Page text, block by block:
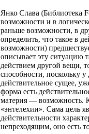
Янко Слава (Библиотека
возможности и в
раньше возможности, в
определить, что такое в
возможности)
описывает эту ситуацию
действием другой вещи,
способности, поскольку
действительное сущее,
форма есть
материя — возможность.
«энтелехии». Сама цель
действительности
непреходящим, оно есть